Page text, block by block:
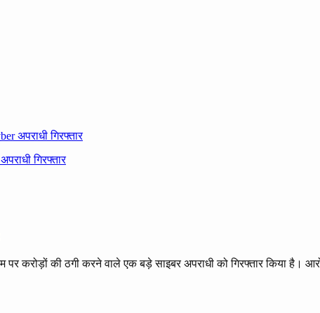
अपराधी गिरफ्तार
करोड़ों की ठगी करने वाले एक बड़े साइबर अपराधी को गिरफ्तार किया है।